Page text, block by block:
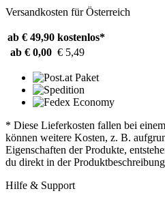
Versandkosten für Österreich
ab € 49,90 kostenlos*
ab € 0,00 € 5,49
* Diese Lieferkosten fallen bei
können weitere Kosten, z. B.
Eigenschaften der Produkte,
du direkt in der
Hilfe & Support